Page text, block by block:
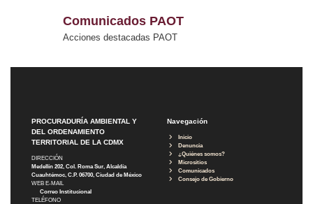
Comunicados PAOT
Acciones destacadas PAOT
PROCURADURÍA AMBIENTAL Y
DEL ORDENAMIENTO
TERRITORIAL DE LA CDMX
DIRECCIÓN
Medellín 202, Col. Roma Sur, Alcaldía
Cuauhtémoc, C.P. 06700, Ciudad de México
WEB E-MAIL
Correo Institucional
TELÉFONO
Navegación
Inicio
Denuncia
¿Quiénes somos?
Micrositios
Comunicados
Consejo de Gobierno